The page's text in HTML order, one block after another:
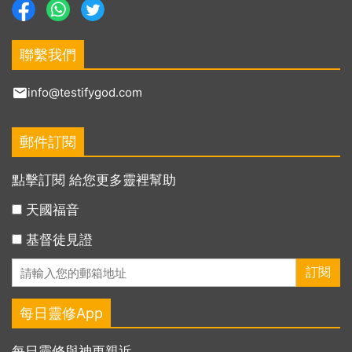
聯繫我們
info@testifygod.com
郵件訂閱
點擊訂閱 給您更多靈裡幫助
天國福音
基督徒見證
每日靈修App